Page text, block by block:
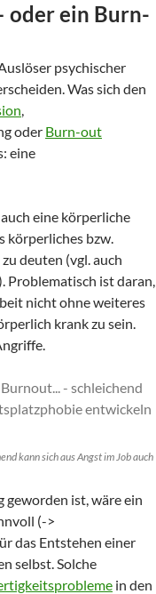
oder ein Burn-
psychischer
Was sich den
,
oder Burn-out
eine
eine körperliche
körperliches bzw.
deuten (vgl. auch
Problematisch ist daran,
nicht ohne weiteres
krank zu sein.
kann sich aus Angst im Job auch
ist, wäre ein
(->
das Entstehen einer
selbst. Solche
in den